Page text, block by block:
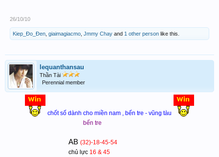
26/10/10
Kiep_Đo_Đen giaimagiacmo Jmmy Chay and 1 other person like this.
lequanthansau
Thần Tài
Perennial member
chốt số dành cho miền nam , bến tre - vũng tàu
bến tre
AB (32)-18-45-54
chủ lực 16 & 45